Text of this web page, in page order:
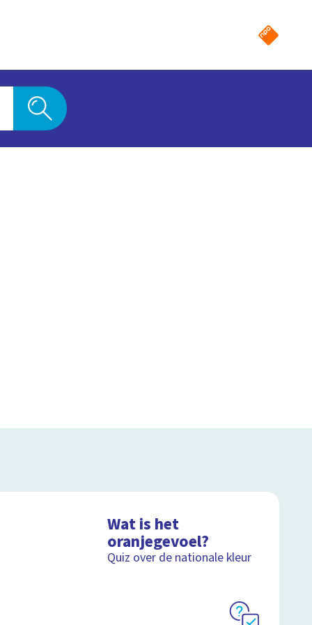
Wat is het
oranjegevoel?
Quiz over de nationale kleur